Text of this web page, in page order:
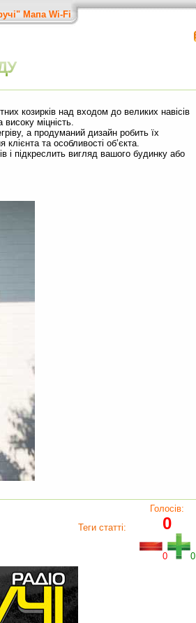
Мапа Wi-Fi
козирків над входом до великих навісів
міцність.
а продуманий дизайн робить їх
та особливості об’єкта.
і підкреслить вигляд вашого будинку або
Теги статті:
Голосів:
0
0 0